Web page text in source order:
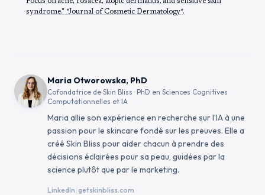
syndrome." *Journal of Cosmetic Dermatology*.
Maria Otworowska, PhD
Cofondatrice de Skin Bliss · PhD en Sciences Cognitives
Computationnelles et IA
Maria allie son expérience en recherche sur l’IA à une
passion pour le skincare fondé sur les preuves. Elle a
créé Skin Bliss pour aider chacun à prendre des
décisions éclairées pour sa peau, guidées par la
science plutôt que par le marketing.
LinkedIn getskinbliss.com